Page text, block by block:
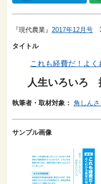
『現代農業』 2017年12月号
タイトル
これも経費だ！よく
人生いろいろ
執筆者・取材対象： 角しんさ
サンプル画像